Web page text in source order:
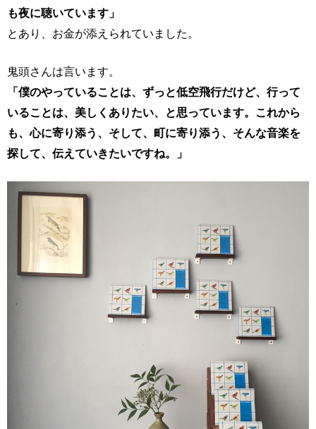
も夜に聴いています」
とあり、お金が添えられていました。
鬼頭さんは言います。
「僕のやっていることは、ずっと低空飛行だけど、行って
いることは、美しくありたい、と思っています。これから
も、心に寄り添う、そして、町に寄り添う、そんな音楽を
探して、伝えていきたいですね。」